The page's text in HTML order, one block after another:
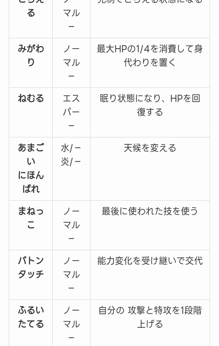
る
マル
－
みがわ
り
ノー
マル
－
最大HPの1/4を消費して身
代わりを置く
ねむる
エス
パー
－
眠り状態になり、HPを回
復する
あまご
い
にほん
ばれ
水/－
炎/－
天候を変える
まねっ
こ
ノー
マル
－
最後に使われた技を使う
バトン
タッチ
ノー
マル
－
能力変化を受け継いで交代
ふるい
たてる
ノー
マル
－
自分の 攻撃と特攻を1段階
上げる